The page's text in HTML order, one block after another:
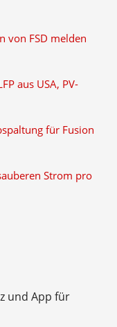
von FSD melden
aus USA, PV-
für Fusion
Strom pro
und App für